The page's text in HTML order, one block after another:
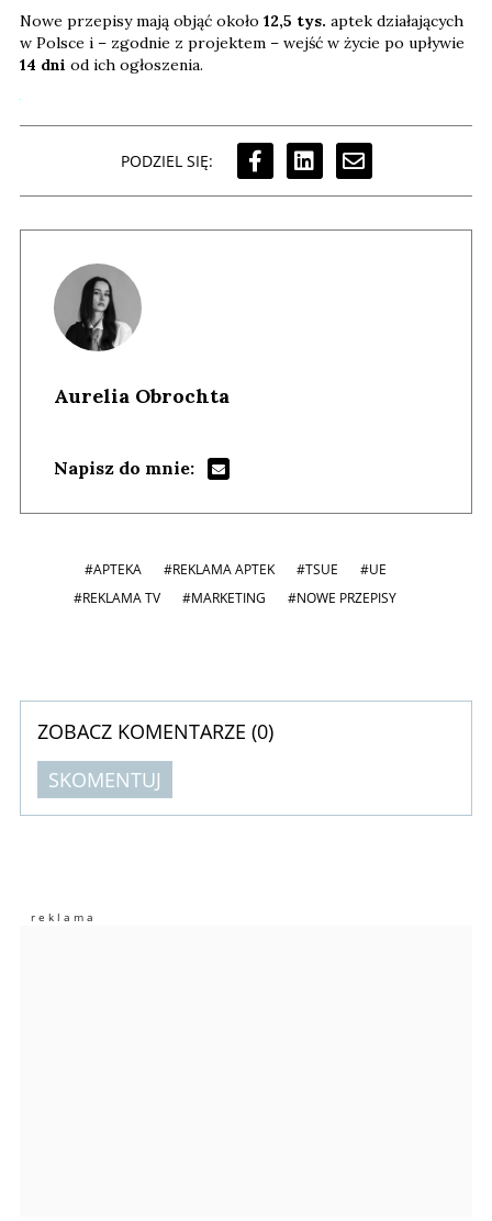
Nowe przepisy mają objąć około 12,5 tys. aptek działających
w Polsce i – zgodnie z projektem – wejść w życie po upływie
14 dni od ich ogłoszenia.
PODZIEL SIĘ:
Aurelia Obrochta
Napisz do mnie:
#APTEKA #REKLAMA APTEK #TSUE
#UE
#REKLAMA TV
#MARKETING #NOWE PRZEPISY
ZOBACZ KOMENTARZE (0)
SKOMENTUJ
Imię (Wymagane)